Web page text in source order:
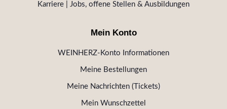
Karriere | Jobs, offene Stellen & Ausbildungen
Mein Konto
WEINHERZ-Konto Informationen
Meine Bestellungen
Meine Nachrichten (Tickets)
Mein Wunschzettel